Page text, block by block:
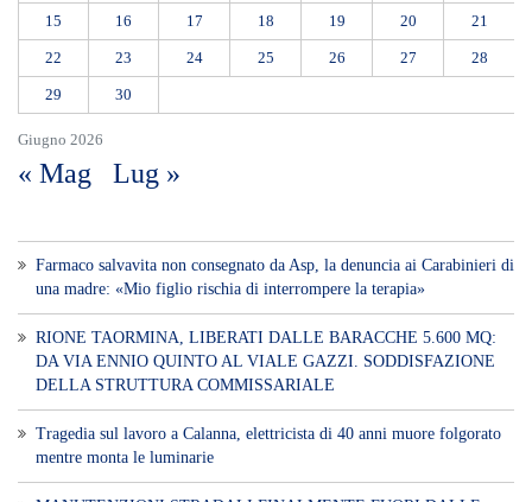
Giugno 2026
15 16 17 18 19 20 21
22 23 24 25 26 27 28
29 30
« Mag Lug »
Farmaco salvavita non consegnato da Asp, la denuncia ai Carabinieri di
una madre: «Mio figlio rischia di interrompere la terapia»
RIONE TAORMINA, LIBERATI DALLE BARACCHE 5.600 MQ:
DA VIA ENNIO QUINTO AL VIALE GAZZI. SODDISFAZIONE
DELLA STRUTTURA COMMISSARIALE
Tragedia sul lavoro a Calanna, elettricista di 40 anni muore folgorato
mentre monta le luminarie